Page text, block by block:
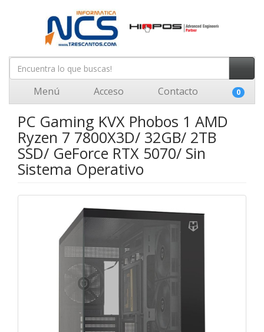
Menú Acceso Contacto 0
PC Gaming KVX Phobos 1 AMD
Ryzen 7 7800X3D/ 32GB/ 2TB
SSD/ GeForce RTX 5070/ Sin
Sistema Operativo